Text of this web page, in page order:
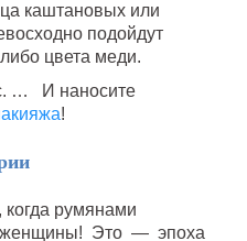
каштановых или
подойдут
цвета меди.
… И наносите
!
румянами
женщины! Это — эпоха